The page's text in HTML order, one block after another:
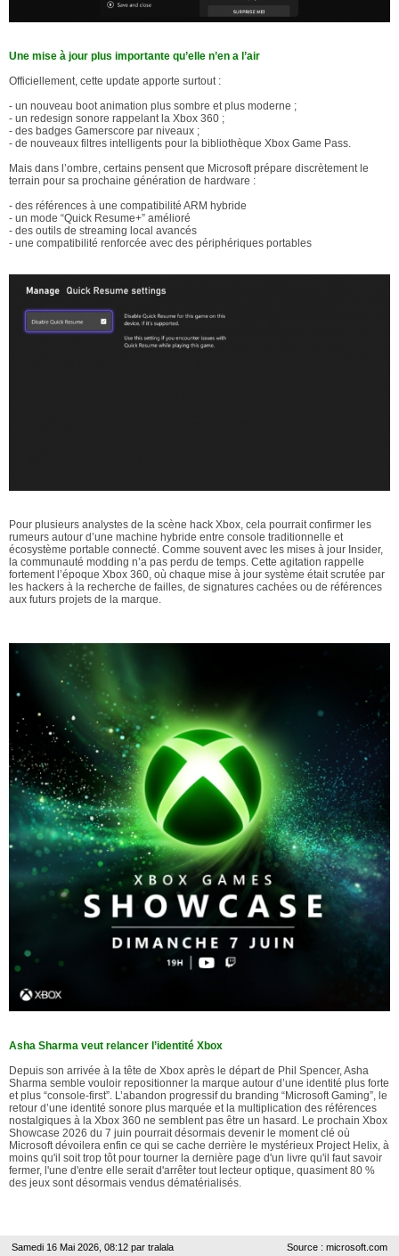
Une mise à jour plus importante qu’elle n’en a l’air
Officiellement, cette update apporte surtout :
- un nouveau boot animation plus sombre et plus moderne ;
- un redesign sonore rappelant la Xbox 360 ;
- des badges Gamerscore par niveaux ;
- de nouveaux filtres intelligents pour la bibliothèque Xbox Game Pass.
Mais dans l’ombre, certains pensent que Microsoft prépare discrètement le
terrain pour sa prochaine génération de hardware :
- des références à une compatibilité ARM hybride
- un mode “Quick Resume+” amélioré
- des outils de streaming local avancés
- une compatibilité renforcée avec des périphériques portables
Pour plusieurs analystes de la scène hack Xbox, cela pourrait confirmer les
rumeurs autour d’une machine hybride entre console traditionnelle et
écosystème portable connecté. Comme souvent avec les mises à jour Insider,
la communauté modding n’a pas perdu de temps. Cette agitation rappelle
fortement l’époque Xbox 360, où chaque mise à jour système était scrutée par
les hackers à la recherche de failles, de signatures cachées ou de références
aux futurs projets de la marque.
Asha Sharma veut relancer l’identité Xbox
Depuis son arrivée à la tête de Xbox après le départ de Phil Spencer, Asha
Sharma semble vouloir repositionner la marque autour d’une identité plus forte
et plus “console-first”. L’abandon progressif du branding “Microsoft Gaming”, le
retour d’une identité sonore plus marquée et la multiplication des références
nostalgiques à la Xbox 360 ne semblent pas être un hasard. Le prochain Xbox
Showcase 2026 du 7 juin pourrait désormais devenir le moment clé où
Microsoft dévoilera enfin ce qui se cache derrière le mystérieux Project Helix, à
moins qu'il soit trop tôt pour tourner la dernière page d'un livre qu'il faut savoir
fermer, l'une d'entre elle serait d'arrêter tout lecteur optique, quasiment 80 %
des jeux sont désormais vendus dématérialisés.
Samedi 16 Mai 2026, 08:12 par tralala Source : microsoft.com